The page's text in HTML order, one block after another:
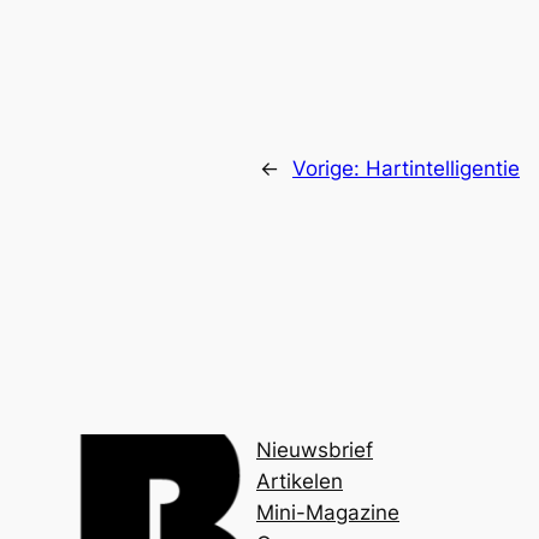
← Vorige: Hartintelligentie
Nieuwsbrief
Artikelen
Mini-Magazine